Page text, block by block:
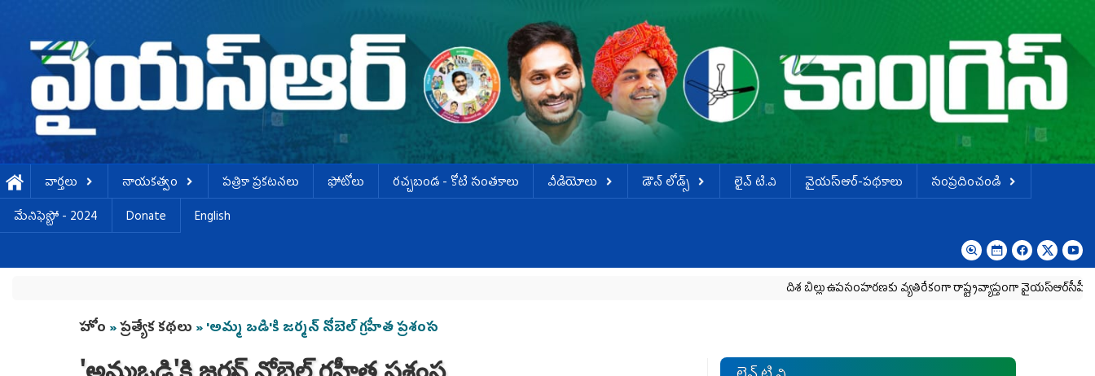
వార్తలు నాయకత్వం పత్రికా ప్రకటనలు ఫోటోలు ర‌చ్చ‌బండ‌ - కోటి సంత‌కాలు వీడియోలు డౌన్ లోడ్స్ లైవ్ టి.వి వైయస్ఆర్-పథకాలు
సంప్రదించండి
మేనిఫెస్టో - 2024
Donate English
దిశ బిల్లు ఉపసంహరణకు వ్యతిరేకంగా రాష్ట్రవ్యాప్తంగా వైయ‌స్ఆర్‌సీపీ మహిళా
You are here
హోం »ప్రత్యేక కథలు » 'అమ్మ ఒడి'కి జ‌ర్మ‌న్ నోబెల్ గ్ర‌హీత ప్ర‌శంస‌